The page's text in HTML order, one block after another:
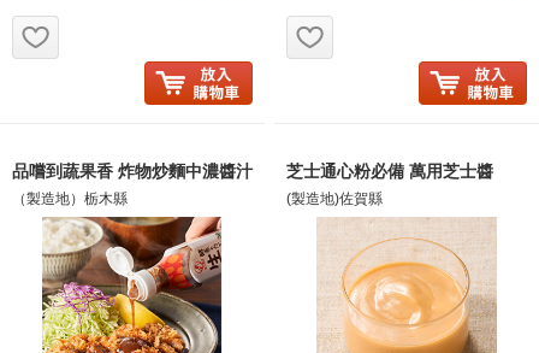
品嚐到蔬果香 炸物炒麵中濃醬汁
（製造地）栃木縣
芝士通心粉必備 萬用芝士醬
(製造地)佐賀縣